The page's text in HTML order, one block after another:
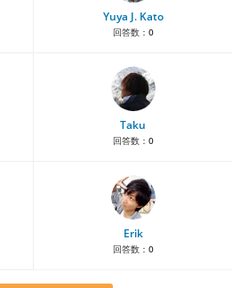
Yuya J. Kato
回答数： 0
Taku
回答数： 0
Erik
回答数： 0